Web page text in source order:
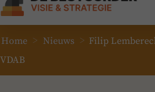
Home > Nieuws > Filip
VDAB